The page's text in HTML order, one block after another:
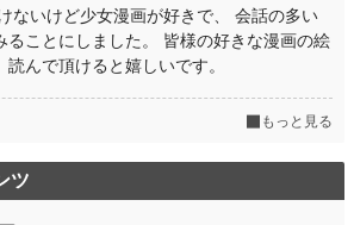
ないけど少女漫画が好きで、 会話の多い
ることにしました。 皆様の好きな漫画の絵
んで頂けると嬉しいです。
もっと見る
ツ